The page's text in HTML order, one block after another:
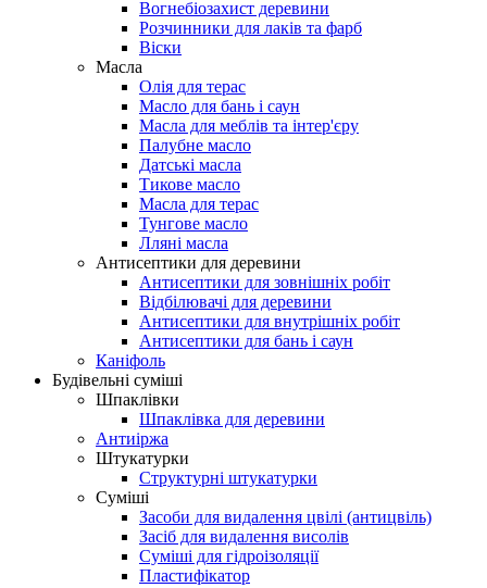
Вогнебіозахист деревини
Розчинники для лаків та фарб
Віски
Масла
Олія для терас
Масло для бань і саун
Масла для меблів та інтер'єру
Палубне масло
Датські масла
Тикове масло
Масла для терас
Тунгове масло
Лляні масла
Антисептики для деревини
Антисептики для зовнішніх робіт
Відбілювачі для деревини
Антисептики для внутрішніх робіт
Антисептики для бань і саун
Каніфоль
Будівельні суміші
Шпаклівки
Шпаклівка для деревини
Антиіржа
Штукатурки
Структурні штукатурки
Суміші
Засоби для видалення цвілі (антицвіль)
Засіб для видалення висолів
Суміші для гідроізоляції
Пластифікатор